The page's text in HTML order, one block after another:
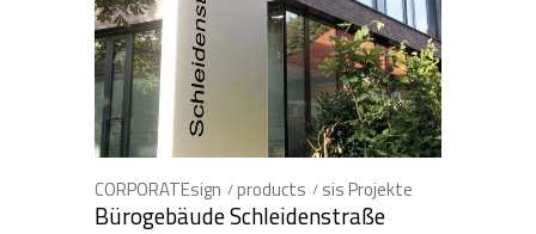
CORPORATEsign products sis Projekte
Bürogebäude Schleidenstraße